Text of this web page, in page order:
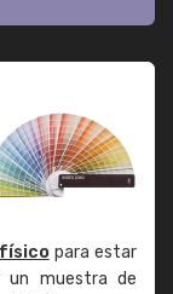
para estar
un muestra de